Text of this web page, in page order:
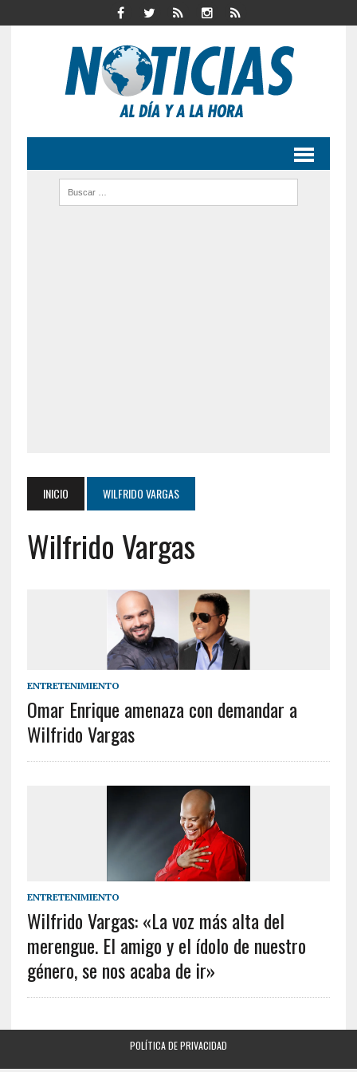
INICIO WILFRIDO VARGAS
Wilfrido Vargas
ENTRETENIMIENTO
Omar Enrique amenaza con demandar a
Wilfrido Vargas
ENTRETENIMIENTO
Wilfrido Vargas: «La voz más alta del
merengue. El amigo y el ídolo de nuestro
género, se nos acaba de ir»
POLÍTICA DE PRIVACIDAD